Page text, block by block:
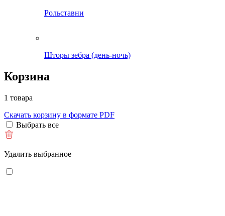
Рольставни
Шторы зебра (день-ночь)
Корзина
1 товара
Скачать корзину в формате PDF
Выбрать все
Удалить выбранное